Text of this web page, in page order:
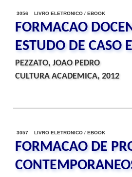
3056 LIVRO ELETRONICO / EBOOK
FORMACAO
ESTUDO DE CASO
PEZZATO, JOAO PEDRO
CULTURA ACADEMICA, 2012
3057 LIVRO ELETRONICO / EBOOK
FORMACAO DE